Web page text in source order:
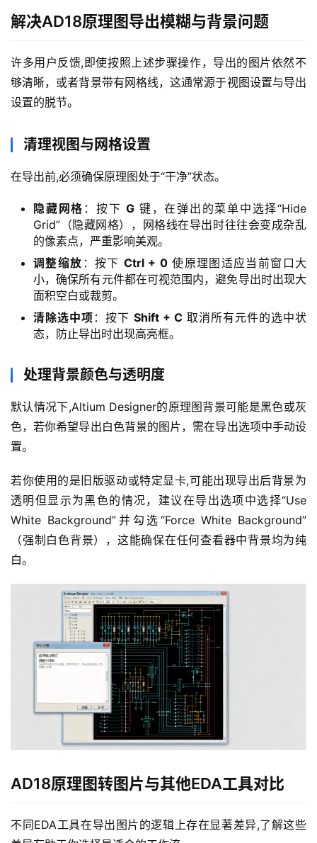
云
解决AD18原理图导出模糊与背景问题
许多用户反馈,即使按照上述步骤操作，导出的图片依然不
够清晰，或者背景带有网格线，这通常源于视图设置与导出
设置的脱节。
清理视图与网格设置
在导出前,必须确保原理图处于“干净”状态。
隐藏网格 ：按下 G 键，在弹出的菜单中选择“Hide
Grid”（隐藏网格），网格线在导出时往往会变成杂乱
的像素点，严重影响美观。
调整缩放 ：按下Ctrl + 0使原理图适应当前窗口大
小，确保所有元件都在可视范围内，避免导出时出现大
面积空白或裁剪。
清除选中项 ：按下 Shift + C 取消所有元件的选中状
态，防止导出时出现高亮框。
处理背景颜色与透明度
默认情况下,Altium Designer的原理图背景可能是黑色或灰
色，若你希望导出白色背景的图片，需在导出选项中手动设
置。
若你使用的是旧版驱动或特定显卡,可能出现导出后背景为
透明但显示为黑色的情况，建议在导出选项中选择“Use
White Background”并勾选“Force White Background”
（强制白色背景），这能确保在任何查看器中背景均为纯
白。
AD18原理图转图片与其他EDA工具对比
不同EDA工具在导出图片的逻辑上存在显著差异,了解这些